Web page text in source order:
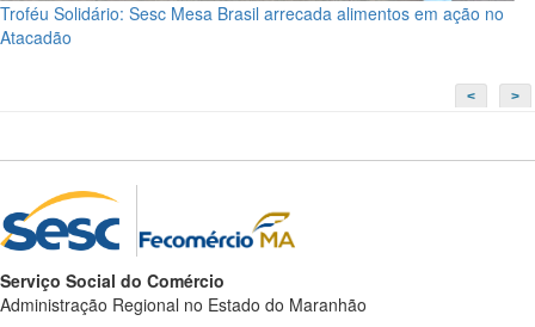
Troféu Solidário: Sesc Mesa Brasil arrecada alimentos em ação no
Atacadão
< >
Serviço Social do Comércio
Administração Regional no Estado do Maranhão